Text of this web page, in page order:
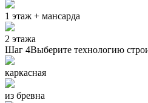
1 этаж + мансарда
2 этажа
Шаг 4Выберите технологию
каркасная
из бревна